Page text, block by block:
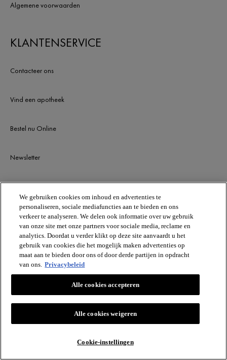
Algemene voorwaarden
KLANTENSERVICE
Contacteer ons
Vind een apotheek
Bestel nu Online
Newsletter
BLIJF OP DE HOOGTE
VICHY
Vichy France CAI/CAF 03
TSA 75000 93584 ST OUEN CEDEX FR.
[email protected]
© VICHY INC.2024. ALLE RECHTEN VOORBEHOUDEN.
We gebruiken cookies om inhoud en advertenties te
personaliseren, sociale mediafuncties aan te bieden en ons
verkeer te analyseren. We delen ook informatie over uw gebruik
van onze site met onze partners voor sociale media, reclame en
analytics. Doordat u verder klikt op deze site aanvaardt u het
gebruik van cookies die het mogelijk maken advertenties op
maat aan te bieden door ons of door derde partijen in opdracht
van ons. Privacybeleid
Cookie-instellingen
Alle cookies weigeren
Alle cookies accepteren